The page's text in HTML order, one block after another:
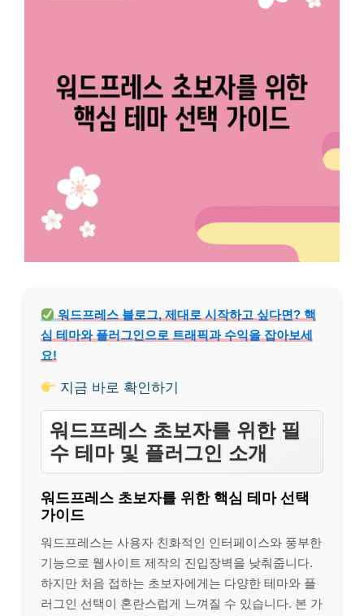
워드프레스 블로그, 제대로 시작하고 싶다면? 핵
심 테마와 플러그인으로 트래픽과 수익을 잡아보세
요!
지금 바로 확인하기
워드프레스 초보자를 위한 필
수 테마 및 플러그인 소개
워드프레스 초보자를 위한 핵심 테마 선택
가이드
워드프레스는 사용자 친화적인 인터페이스와 풍부한
기능으로 웹사이트 제작의 진입장벽을 낮춰줍니다.
하지만 처음 접하는 초보자에게는 다양한 테마와 플
러그인 선택이 혼란스럽게 느껴질 수 있습니다. 본 가